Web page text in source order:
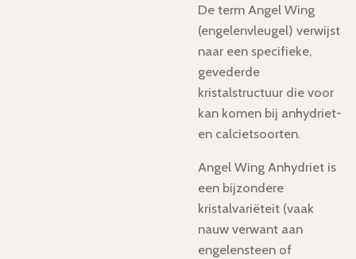
De term Angel Wing
(engelenvleugel) verwijst
naar een specifieke,
gevederde
kristalstructuur die voor
kan komen bij anhydriet-
en calcietsoorten.
Angel Wing Anhydriet is
een bijzondere
kristalvariëteit (vaak
nauw verwant aan
engelensteen of